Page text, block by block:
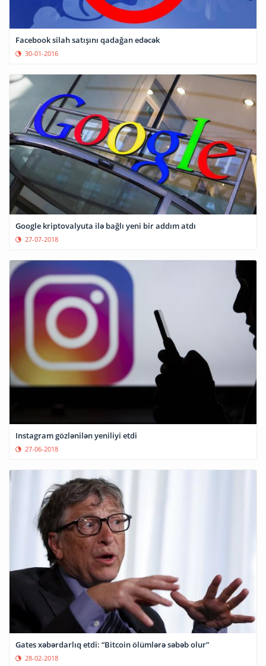
Facebook silah satışını qadağan edəcək
30-01-2016
Google kriptovalyuta ilə bağlı yeni bir addım atdı
27-07-2018
Instagram gözlənilən yeniliyi etdi
27-06-2018
Gates xəbərdarlıq etdi: “Bitcoin ölümlərə səbəb olur”
28-02-2018